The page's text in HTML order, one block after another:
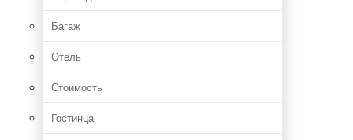
Багаж
Отель
Стоимость
Гостинца